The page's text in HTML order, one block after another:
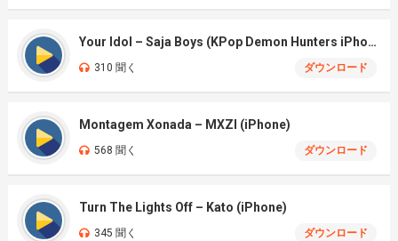
Your Idol – Saja Boys (KPop Demon Hunters iPhone)
310 聞く ダウンロード
Montagem Xonada – MXZI (iPhone)
568 聞く ダウンロード
Turn The Lights Off – Kato (iPhone)
345 聞く ダウンロード